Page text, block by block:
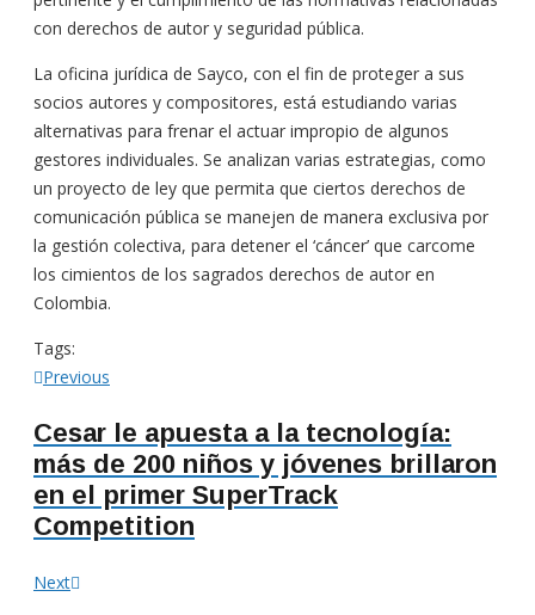
con derechos de autor y seguridad pública.
La oficina jurídica de Sayco, con el fin de proteger a sus
socios autores y compositores, está estudiando varias
alternativas para frenar el actuar impropio de algunos
gestores individuales. Se analizan varias estrategias, como
un proyecto de ley que permita que ciertos derechos de
comunicación pública se manejen de manera exclusiva por
la gestión colectiva, para detener el ‘cáncer’ que carcome
los cimientos de los sagrados derechos de autor en
Colombia.
Tags:
Navegación
de
entradas
Previous
Cesar le apuesta a la tecnología:
más de 200 niños y jóvenes brillaron
en el primer SuperTrack
Competition
Next